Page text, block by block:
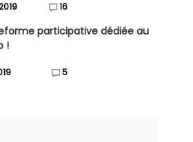
16
participative dédiée au
!
5